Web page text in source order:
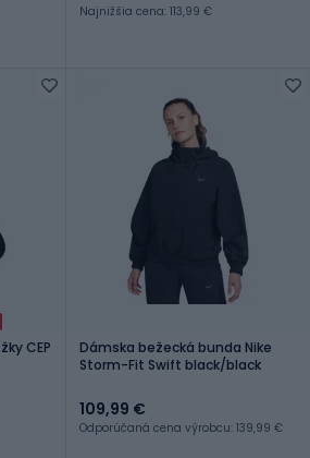
Najnižšia cena: 113,99 €
Dámska bežecká bunda Nike
Storm-Fit Swift black/black
109,99 €
Odporúčaná cena výrobcu: 139,99 €